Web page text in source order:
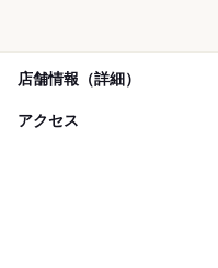
店舗情報（詳細）
アクセス